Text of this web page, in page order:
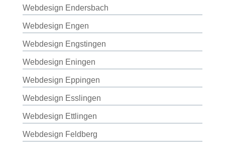
Webdesign Endersbach
Webdesign Engen
Webdesign Engstingen
Webdesign Eningen
Webdesign Eppingen
Webdesign Esslingen
Webdesign Ettlingen
Webdesign Feldberg